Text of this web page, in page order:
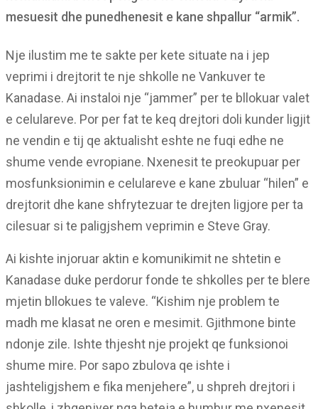
mesuesit dhe punedhenesit e kane shpallur “armik”.
Nje ilustim me te sakte per kete situate na i jep
veprimi i drejtorit te nje shkolle ne Vankuver te
Kanadase. Ai instaloi nje “jammer” per te bllokuar valet
e celulareve. Por per fat te keq drejtori doli kunder ligjit
ne vendin e tij qe aktualisht eshte ne fuqi edhe ne
shume vende evropiane. Nxenesit te preokupuar per
mosfunksionimin e celulareve e kane zbuluar “hilen” e
drejtorit dhe kane shfrytezuar te drejten ligjore per ta
cilesuar si te paligjshem veprimin e Steve Gray.
Ai kishte injoruar aktin e komunikimit ne shtetin e
Kanadase duke perdorur fonde te shkolles per te blere
mjetin bllokues te valeve. “Kishim nje problem te
madh me klasat ne oren e mesimit. Gjithmone binte
ndonje zile. Ishte thjesht nje projekt qe funksionoi
shume mire. Por sapo zbulova qe ishte i
jashteligjshem e fika menjehere”, u shpreh drejtori i